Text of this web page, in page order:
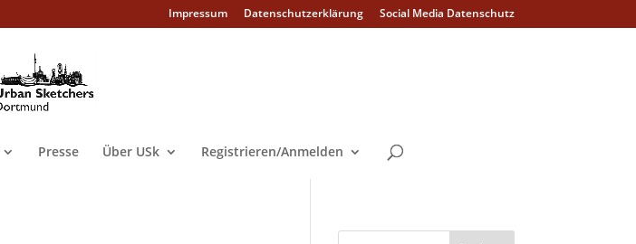
Impressum Datenschutzerklärung Social Media Datenschutz
Presse Über USk Registrieren/Anmelden